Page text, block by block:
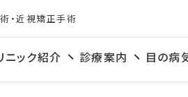
・近視矯正手術
ニック紹介 診療案内 目の病